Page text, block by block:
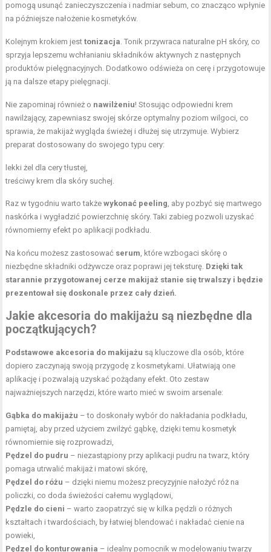
pomogą usunąć zanieczyszczenia i nadmiar sebum, co znacząco wpłynie
na późniejsze nałożenie kosmetyków.
Kolejnym krokiem jesttonizacja. Tonik przywraca naturalne pH skóry, co
sprzyja lepszemu wchłanianiu składników aktywnych z następnych
produktów pielęgnacyjnych. Dodatkowo odświeża on cerę i przygotowuje
ją na dalsze etapy pielęgnacji.
Nie zapominaj również o nawilżeniu! Stosując odpowiedni krem
nawilżający, zapewniasz swojej skórze optymalny poziom wilgoci, co
sprawia, że makijaż wygląda świeżej i dłużej się utrzymuje. Wybierz
preparat dostosowany do swojego typu cery:
lekki żel dla cery tłustej,
treściwy krem dla skóry suchej.
Raz w tygodniu warto takżewykonać peeling, aby pozbyć się martwego
naskórka i wygładzić powierzchnię skóry. Taki zabieg pozwoli uzyskać
równomierny efekt po aplikacji podkładu.
Na końcu możesz zastosować serum, które wzbogaci skórę o
niezbędne składniki odżywcze oraz poprawi jej teksturę. Dzięki tak
starannie przygotowanej cerze makijaż stanie się trwalszy i będzie
prezentował się doskonale przez cały dzień.
Jakie akcesoria do makijażu są niezbędne dla
początkujących?
Podstawowe akcesoria do makijażu są kluczowe dla osób, które
dopiero zaczynają swoją przygodę z kosmetykami. Ułatwiają one
aplikację i pozwalają uzyskać pożądany efekt. Oto zestaw
najważniejszych narzędzi, które warto mieć w swoim arsenale:
Gąbka do makijażu – to doskonały wybór do nakładania podkładu,
pamiętaj, aby przed użyciem zwilżyć gąbkę, dzięki temu kosmetyk
równomiernie się rozprowadzi,
Pędzel do pudru – niezastąpiony przy aplikacji pudru na twarz, który
pomaga utrwalić makijaż i matowi skórę,
Pędzel do różu – dzięki niemu możesz precyzyjnie nałożyć róż na
policzki, co doda świeżości całemu wyglądowi,
Pędzle do cieni – warto zaopatrzyć się w kilka pędzli o różnych
kształtach i twardościach, by łatwiej blendować i nakładać cienie na
powieki,
Pędzel do konturowania – idealny pomocnik w modelowaniu twarzy